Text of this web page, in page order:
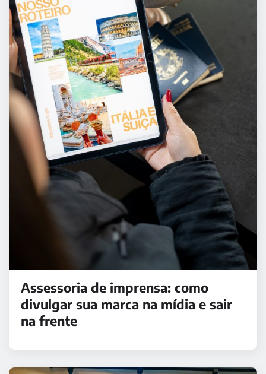
Assessoria de imprensa: como
divulgar sua marca na mídia e sair
na frente